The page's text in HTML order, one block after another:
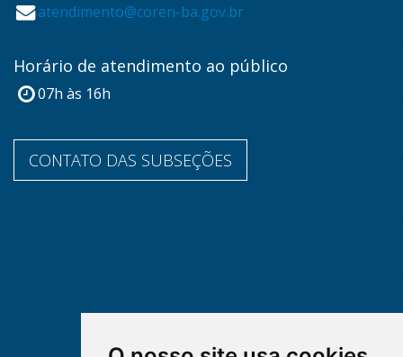
atendimento@coren-ba.gov.br
Horário de atendimento ao público
07h às 16h
CONTATO DAS SUBSEÇÕES